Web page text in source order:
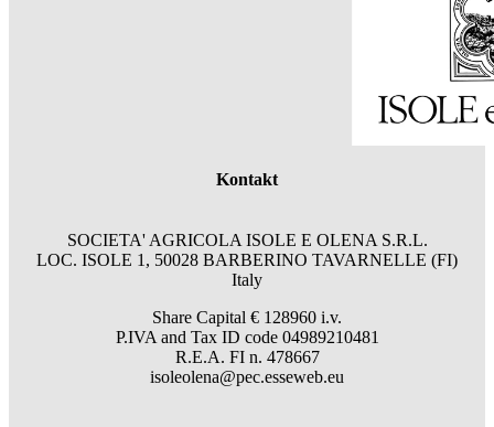
Kontakt
SOCIETA' AGRICOLA ISOLE E OLENA S.R.L.
LOC. ISOLE 1, 50028 BARBERINO TAVARNELLE (FI)
Italy
Share Capital € 128960 i.v.
P.IVA and Tax ID code 04989210481
R.E.A. FI n. 478667
isoleolena@pec.esseweb.eu